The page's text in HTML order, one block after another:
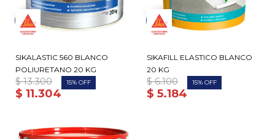
SIKALASTIC 560 BLANCO
POLIURETANO 20 KG
$ 11.304
$ 13.300 15
SIKAFILL ELASTICO BLANCO
20 KG
$ 5.184
$ 6.100 15